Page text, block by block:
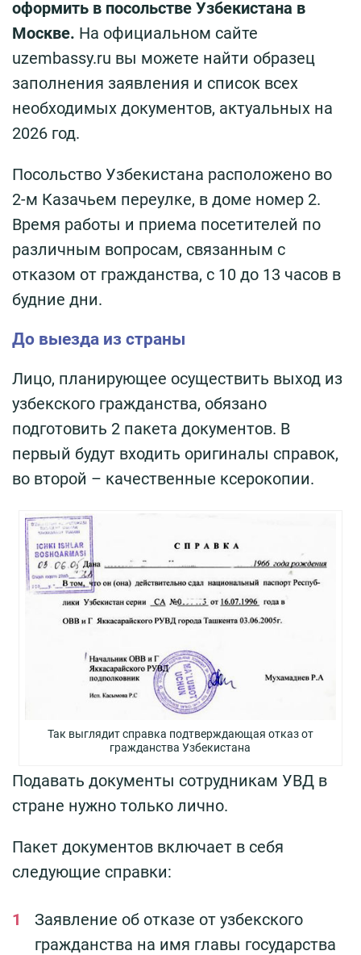
оформить в посольстве Узбекистана в
Москве. На официальном сайте
uzembassy.ru вы можете найти образец
заполнения заявления и список всех
необходимых документов, актуальных на
2026 год.
Посольство Узбекистана расположено во
2-м Казачьем переулке, в доме номер 2.
Время работы и приема посетителей по
различным вопросам, связанным с
отказом от гражданства, с 10 до 13 часов в
будние дни.
До выезда из страны
Лицо, планирующее осуществить выход из
узбекского гражданства, обязано
подготовить 2 пакета документов. В
первый будут входить оригиналы справок,
во второй – качественные ксерокопии.
Так выглядит справка подтверждающая отказ от
гражданства Узбекистана
Подавать документы сотрудникам УВД в
стране нужно только лично.
Пакет документов включает в себя
следующие справки:
Заявление об отказе от узбекского
гражданства на имя главы государства